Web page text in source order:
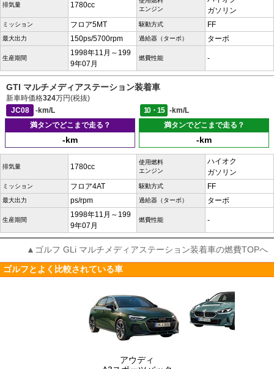
排気量 1780cc
エンジン
ガソリン
ミッション フロア5MT 駆動方式 FF
最大出力 150ps/5700rpm 過給器（ターボ） ターボ
生産期間
1998年11月～199
9年07月
燃費性能 -
GTI マルチメディアステーション装着車
新車時価格324万円(税抜)
JC08
-km/L 10・15
-km/L
満タンでどこまで走る？
-km
満タンでどこまで走る？
-km
排気量 1780cc
使用燃料
エンジン
ハイオク
ガソリン
ミッション フロア4AT 駆動方式 FF
最大出力 ps/rpm 過給器（ターボ） ターボ
生産期間
1998年11月～199
9年07月
燃費性能 -
▲ゴルフ GLi マルチメディアステーション装着車の燃費TOPへ
ゴルフとよく比較されている車
アウディ